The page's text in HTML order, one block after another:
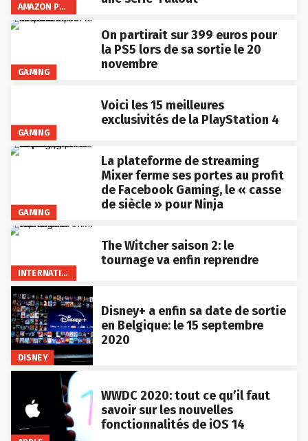
AMAZON PRIME VIDEO
GAMING
On partirait sur 399 euros pour
la PS5 lors de sa sortie le 20
novembre
GAMING
Voici les 15 meilleures
exclusivités de la PlayStation 4
GAMING
La plateforme de streaming
Mixer ferme ses portes au profit
de Facebook Gaming, le « casse
de siècle » pour Ninja
INTERNATIONAL
The Witcher saison 2: le
tournage va enfin reprendre
DISNEY
Disney+ a enfin sa date de sortie
en Belgique: le 15 septembre
2020
WWDC 2020: tout ce qu’il faut
savoir sur les nouvelles
fonctionnalités de iOS 14